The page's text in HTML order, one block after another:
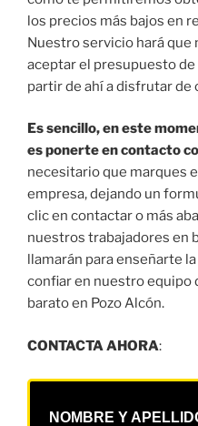
los precios más bajos en
Nuestro servicio hará que
aceptar el presupuesto de
partir de ahí a disfrutar de
Es sencillo, en este
es ponerte en contacto
necesitario que marques
empresa, dejando un
clic en contactar o más
nuestros trabajadores en
llamarán para enseñarte
confiar en nuestro equipo
barato en Pozo Alcón.
CONTACTA AHORA:
NOMBRE Y